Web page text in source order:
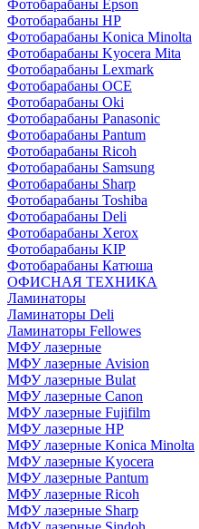
Фотобарабаны Epson
Фотобарабаны HP
Фотобарабаны Konica Minolta
Фотобарабаны Kyocera Mita
Фотобарабаны Lexmark
Фотобарабаны OCE
Фотобарабаны Oki
Фотобарабаны Panasonic
Фотобарабаны Pantum
Фотобарабаны Ricoh
Фотобарабаны Samsung
Фотобарабаны Sharp
Фотобарабаны Toshiba
Фотобарабаны Deli
Фотобарабаны Xerox
Фотобарабаны KIP
Фотобарабаны Катюша
ОФИСНАЯ ТЕХНИКА
Ламинаторы
Ламинаторы Deli
Ламинаторы Fellowes
МФУ лазерные
МФУ лазерные Avision
МФУ лазерные Bulat
МФУ лазерные Canon
МФУ лазерные Fujifilm
МФУ лазерные HP
МФУ лазерные Konica Minolta
МФУ лазерные Kyocera
МФУ лазерные Pantum
МФУ лазерные Ricoh
МФУ лазерные Sharp